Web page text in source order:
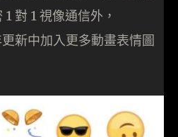
對 1 視像通信外，
新中加入更多動畫表情圖